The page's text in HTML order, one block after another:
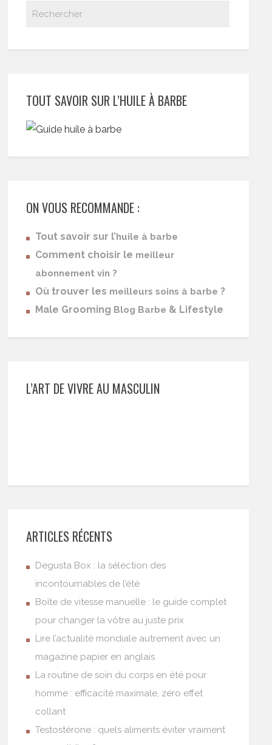
TOUT SAVOIR SUR L’HUILE À BARBE
ON VOUS RECOMMANDE :
Tout savoir sur l’huile à barbe
Comment choisir le meilleur
abonnement vin ?
Où trouver les meilleurs soins à barbe ?
Male Grooming Blog Barbe & Lifestyle
L’ART DE VIVRE AU MASCULIN
ARTICLES RÉCENTS
Degusta Box : la sélection des
incontournables de l’été
Boîte de vitesse manuelle : le guide complet
pour changer la vôtre au juste prix
Lire l’actualité mondiale autrement avec un
magazine papier en anglais
La routine de soin du corps en été pour
homme : efficacité maximale, zéro effet
collant
Testostérone : quels aliments éviter vraiment